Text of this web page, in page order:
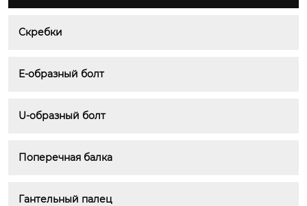
Скребки
E-образный болт
U-образный болт
Поперечная балка
Гантельный палец